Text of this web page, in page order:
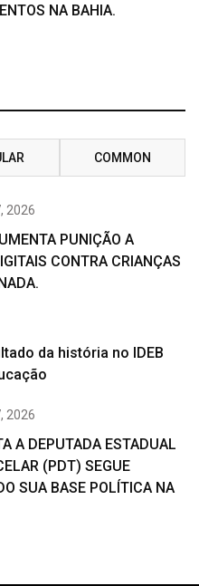
NA BAHIA.
COMMON
2026
PUNIÇÃO A
CONTRA CRIANÇAS
da história no IDEB
2026
A DEPUTADA ESTADUAL
(PDT) SEGUE
SUA BASE POLÍTICA NA